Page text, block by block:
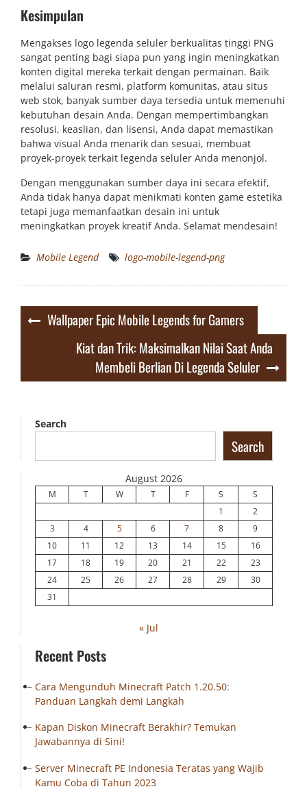
Kesimpulan
Mengakses logo legenda seluler berkualitas tinggi PNG
sangat penting bagi siapa pun yang ingin meningkatkan
konten digital mereka terkait dengan permainan. Baik
melalui saluran resmi, platform komunitas, atau situs
web stok, banyak sumber daya tersedia untuk memenuhi
kebutuhan desain Anda. Dengan mempertimbangkan
resolusi, keaslian, dan lisensi, Anda dapat memastikan
bahwa visual Anda menarik dan sesuai, membuat
proyek-proyek terkait legenda seluler Anda menonjol.
Dengan menggunakan sumber daya ini secara efektif,
Anda tidak hanya dapat menikmati konten game estetika
tetapi juga memanfaatkan desain ini untuk
meningkatkan proyek kreatif Anda. Selamat mendesain!
Mobile Legend logo-mobile-legend-png
Post Wallpaper Epic Mobile Legends for Gamers
Kiat dan Trik: Maksimalkan Nilai Saat Anda
Membeli Berlian Di Legenda Seluler
Search
Search
August 2026
M T W T F S
S
1
2
3
4 5 6 7 8
9
10
11 12 13 14 15
16
17
18 19 20 21 22
23
24
25 26 27 28 29
30
31
« Jul
Recent Posts
Cara Mengunduh Minecraft Patch 1.20.50:
Panduan Langkah demi Langkah
Kapan Diskon Minecraft Berakhir? Temukan
Jawabannya di Sini!
Server Minecraft PE Indonesia Teratas yang Wajib
Kamu Coba di Tahun 2023